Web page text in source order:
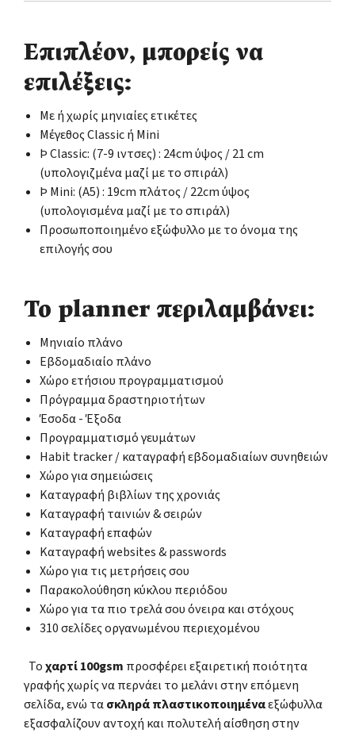
Επιπλέον, μπορείς να
επιλέξεις:
Με ή χωρίς μηνιαίες ετικέτες
Μέγεθος Classic ή Mini
Þ Classic: (7-9 ιντσες) : 24cm ύψος / 21 cm
(υπολογιζμένα μαζί με το σπιράλ)
Þ Mini: (Α5) : 19cm πλάτος / 22cm ύψος
(υπολογισμένα μαζί με το σπιράλ)
Προσωποποιημένο εξώφυλλο με το όνομα της
επιλογής σου
Το planner περιλαμβάνει:
Μηνιαίο πλάνο
Εβδομαδιαίο πλάνο
Χώρο ετήσιου προγραμματισμού
Πρόγραμμα δραστηριοτήτων
Έσοδα - Έξοδα
Προγραμματισμό γευμάτων
Habit tracker / καταγραφή εβδομαδιαίων συνηθειών
Χώρο για σημειώσεις
Καταγραφή βιβλίων της χρονιάς
Καταγραφή ταινιών & σειρών
Καταγραφή επαφών
Καταγραφή websites & passwords
Χώρο για τις μετρήσεις σου
Παρακολούθηση κύκλου περιόδου
Χώρο για τα πιο τρελά σου όνειρα και στόχους
310 σελίδες οργανωμένου περιεχομένου
Τοχαρτί 100gsm προσφέρει εξαιρετική ποιότητα
γραφής χωρίς να περνάει το μελάνι στην επόμενη
σελίδα, ενώ τασκληρά πλαστικοποιημέναεξώφυλλα
εξασφαλίζουν αντοχή και πολυτελή αίσθηση στην